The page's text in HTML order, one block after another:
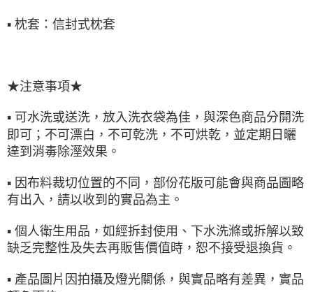
▪ 枕套：信封式枕套
★注意事項★
▪ 可水洗或送洗，放入洗衣袋為佳，與深色商品分開洗
即可；不可漂白，不可乾洗，不可烘乾，並定期日曬
達到消毒除溼效果。
▪ 因布料裁切位置的不同，部份花版可能會與商品圖略
有出入，請以收到的實品為主。
▪ 個人衛生用品，如經拆封使用、下水洗滌或拆解以致
缺乏完整性及失去再販售價值時，恕不接受退換貨。
▪ 產品圖片因拍攝及燈光關係，與實品略有差異，實品